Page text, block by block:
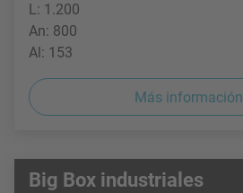
L: 1.200
An: 800
Al: 153
Más información
Big Box industriales